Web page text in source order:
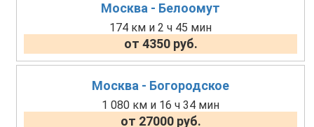
Москва - Белоомут
174 км и 2 ч 45 мин
от 4350 руб.
Москва - Богородское
1 080 км и 16 ч 34 мин
от 27000 руб.